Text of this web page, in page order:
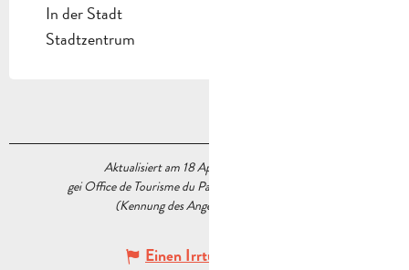
In der Stadt
Stadtzentrum
Aktualisiert am 18 April 2025 Um 11:59
gei Office de Tourisme du Pays d’Aubagne et de l’Étoile
(Kennung des Angebots :
Einen Irrtum angeben